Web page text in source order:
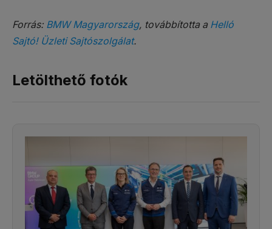
Forrás: BMW Magyarország, továbbította a Helló
Sajtó! Üzleti Sajtószolgálat.
Letölthető fotók